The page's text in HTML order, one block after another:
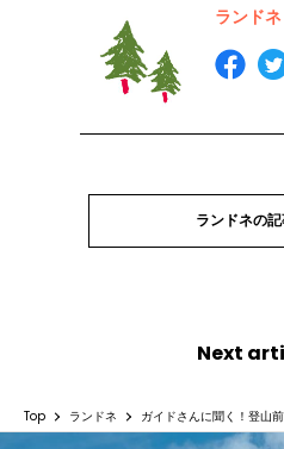
ランド
ランドネの
Next
Top ランドネ ガイドさんに聞く！登山